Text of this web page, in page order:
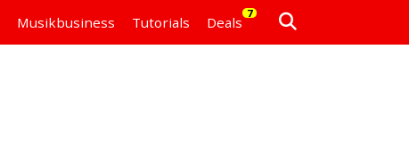
Musikbusiness Tutorials Deals
7